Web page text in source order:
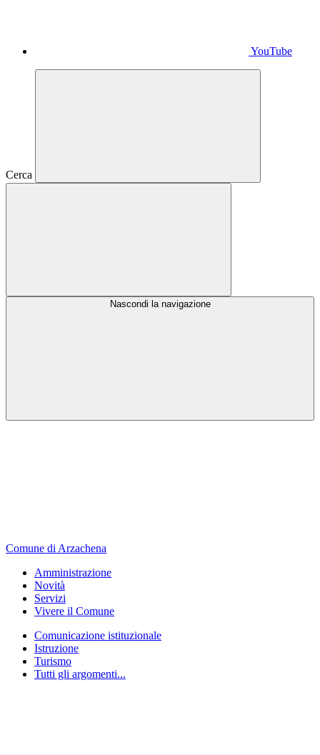
YouTube
Cerca
Nascondi la navigazione
Comune di Arzachena
Amministrazione
Novità
Servizi
Vivere il Comune
Comunicazione istituzionale
Istruzione
Turismo
Tutti gli argomenti...